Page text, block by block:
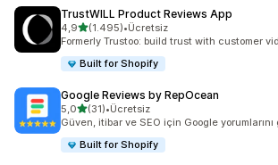
TrustWILL Product Reviews App
4,95 yıldız üzerinden
(1.495)
toplam 1495 değerlendirme
•Ücretsiz
Formerly Trustoo: build trust with customer
Built for Shopify
Google Reviews by RepOcean
5,05 yıldız üzerinden
(31)
toplam 31 değerlendirme
•Ücretsiz
Güven, itibar ve SEO için Google yorumlarını
Built for Shopify